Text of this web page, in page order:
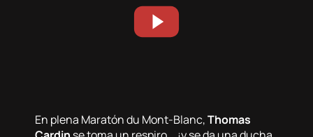
En plena Maratón du Mont-Blanc,Thomas
nosotros